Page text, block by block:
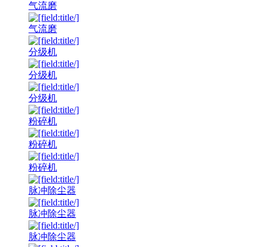
气流磨
气流磨
分级机
分级机
分级机
粉碎机
粉碎机
粉碎机
脉冲除尘器
脉冲除尘器
脉冲除尘器